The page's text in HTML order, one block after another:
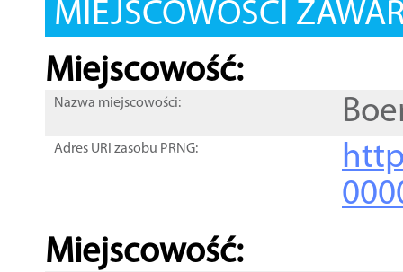
MIEJSCOWOŚCI
Miejscowość:
Nazwa miejscowości:
Adres URI zasobu PRNG:
Miejscowość: